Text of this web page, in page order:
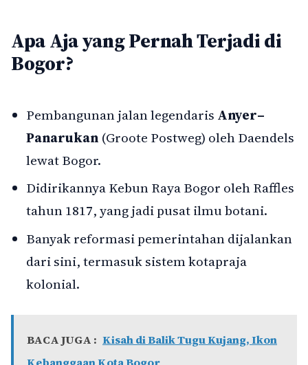
Apa Aja yang Pernah Terjadi di
Bogor?
Pembangunan jalan legendaris Anyer–
Panarukan (Groote Postweg) oleh Daendels
lewat Bogor.
DidirikannyaKebun Raya Bogor oleh Raffles
tahun 1817, yang jadi pusat ilmu botani.
Banyak reformasi pemerintahan dijalankan
dari sini, termasuk sistem kotapraja
kolonial.
BACA JUGA : Kisah di Balik Tugu Kujang, Ikon